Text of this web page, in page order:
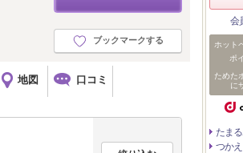
ブックマークする
地図 口コミ
会
ホット
ポ
ためた
に
たま
つか